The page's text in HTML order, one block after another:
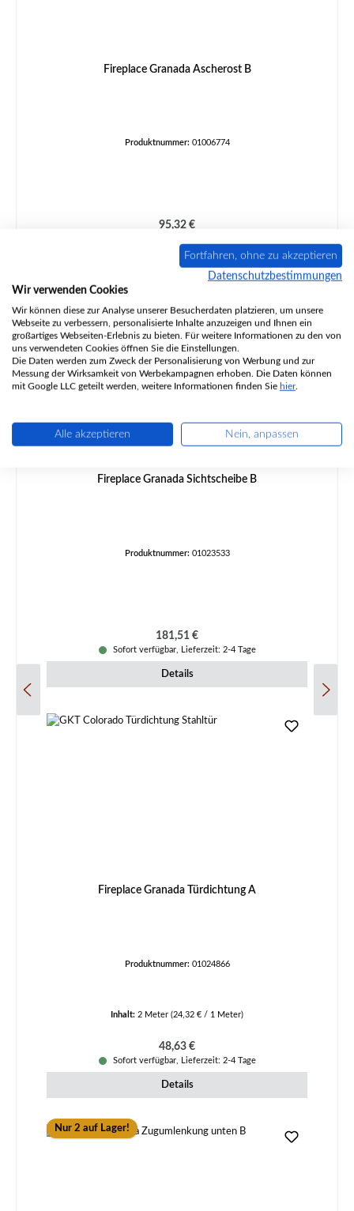
Fireplace Granada Ascherost B
Produktnummer: 01006774
Regulärer Preis:
95,32 €
Details
Nur 5 auf Lager!
Fireplace Granada Sichtscheibe B
Produktnummer: 01023533
Regulärer Preis:
181,51 €
Sofort verfügbar, Lieferzeit: 2-4 Tage
Details
Fireplace Granada Türdichtung A
Produktnummer: 01024866
Inhalt: 2 Meter (24,32 € / 1 Meter)
Regulärer Preis:
48,63 €
Sofort verfügbar, Lieferzeit: 2-4 Tage
Details
Nur 2 auf Lager!
Fortfahren, ohne zu akzeptieren
Datenschutzbestimmungen
Wir verwenden Cookies
Wir können diese zur Analyse unserer Besucherdaten platzieren, um unsere
Webseite zu verbessern, personalisierte Inhalte anzuzeigen und Ihnen ein
großartiges Webseiten-Erlebnis zu bieten. Für weitere Informationen zu den von
uns verwendeten Cookies öffnen Sie die Einstellungen.
Die Daten werden zum Zweck der Personalisierung von Werbung und zur
Messung der Wirksamkeit von Werbekampagnen erhoben. Die Daten können
mit Google LLC geteilt werden, weitere Informationen finden Sie hier.
Alle akzeptieren Nein, anpassen